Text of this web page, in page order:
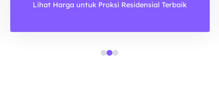
Lihat Harga untuk Proksi Residensial Terbaik